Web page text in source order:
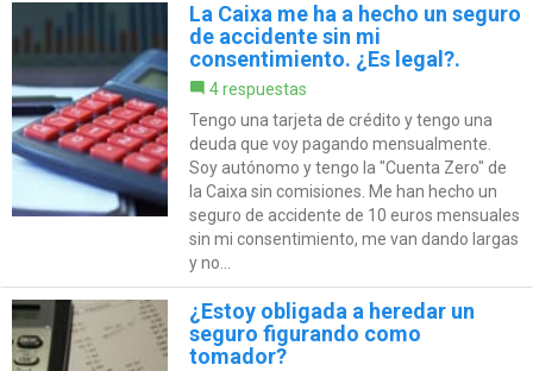
La Caixa me ha a hecho un seguro
de accidente sin mi
consentimiento. ¿Es legal?.
4 respuestas
Tengo una tarjeta de crédito y tengo una
deuda que voy pagando mensualmente.
Soy autónomo y tengo la "Cuenta Zero" de
la Caixa sin comisiones. Me han hecho un
seguro de accidente de 10 euros mensuales
sin mi consentimiento, me van dando largas
y no...
¿Estoy obligada a heredar un
seguro figurando como
tomador?